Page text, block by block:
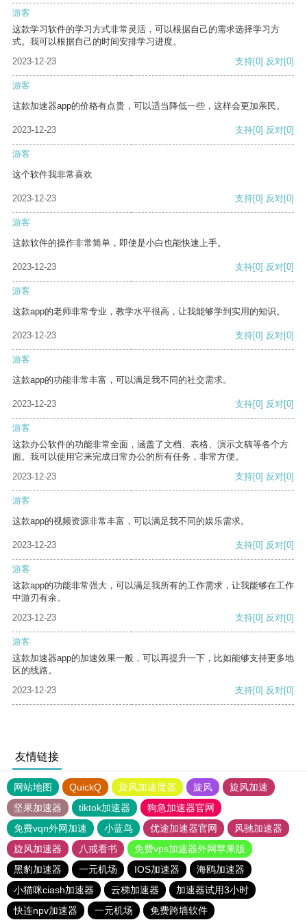
游客
这款学习软件的学习方式非常灵活，可以根据自己的需求选择学习方
式。我可以根据自己的时间安排学习进度。
2023-12-23
支持[0] 反对[0]
游客
这款加速器app的价格有点贵，可以适当降低一些，这样会更加亲民。
2023-12-23 支持[0] 反对[0]
游客
这个软件我非常喜欢
2023-12-23 支持[0] 反对[0]
游客
这款软件的操作非常简单，即使是小白也能快速上手。
2023-12-23 支持[0] 反对[0]
游客
这款app的老师非常专业，教学水平很高，让我能够学到实用的知识。
2023-12-23 支持[0] 反对[0]
游客
这款app的功能非常丰富，可以满足我不同的社交需求。
2023-12-23 支持[0] 反对[0]
游客
这款办公软件的功能非常全面，涵盖了文档、表格、演示文稿等各个方
面。我可以使用它来完成日常办公的所有任务，非常方便。
2023-12-23
支持[0] 反对[0]
游客
这款app的视频资源非常丰富，可以满足我不同的娱乐需求。
2023-12-23 支持[0] 反对[0]
游客
这款app的功能非常强大，可以满足我所有的工作需求，让我能够在工作
中游刃有余。
2023-12-23
支持[0] 反对[0]
游客
这款加速器app的加速效果一般，可以再提升一下，比如能够支持更多地
区的线路。
2023-12-23
支持[0] 反对[0]
友情链接
网站地图 QuickQ 旋风加速度器 旋风
旋风加速
坚果加速器
tiktok加速器
狗急加速器官网
免费vqn外网加速
小蓝鸟 优途加速器官网
风驰加速器
旋风加速器
八戒看书
免费vps加速器外网苹果版
黑豹加速器
一元机场 IOS加速器
海鸥加速器
小猫咪ciash加速器
云梯加速器
加速器试用3小时
快连npv加速器
一元机场 免费跨墙软件